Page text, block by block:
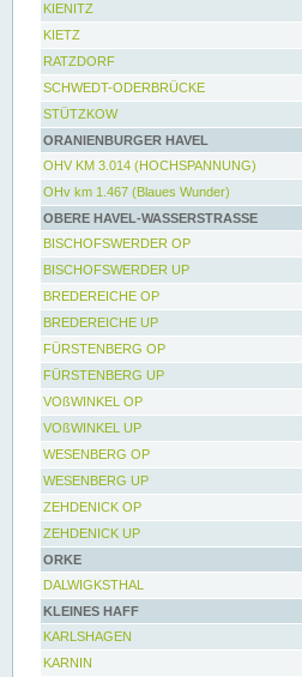
KIENITZ
KIETZ
RATZDORF
SCHWEDT-ODERBRÜCKE
STÜTZKOW
ORANIENBURGER HAVEL
OHV KM 3.014 (HOCHSPANNUNG)
OHv km 1.467 (Blaues Wunder)
OBERE HAVEL-WASSERSTRASSE
BISCHOFSWERDER OP
BISCHOFSWERDER UP
BREDEREICHE OP
BREDEREICHE UP
FÜRSTENBERG OP
FÜRSTENBERG UP
VOßWINKEL OP
VOßWINKEL UP
WESENBERG OP
WESENBERG UP
ZEHDENICK OP
ZEHDENICK UP
ORKE
DALWIGKSTHAL
KLEINES HAFF
KARLSHAGEN
KARNIN